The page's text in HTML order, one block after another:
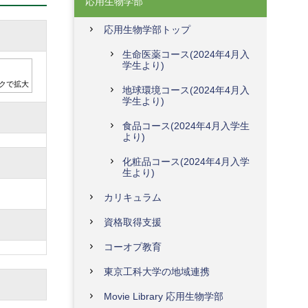
で拡大
応用生物学部トップ
生命医薬コース(2024年4月入
学生より)
地球環境コース(2024年4月入
学生より)
食品コース(2024年4月入学生
より)
化粧品コース(2024年4月入学
生より)
カリキュラム
資格取得支援
コーオプ教育
東京工科大学の地域連携
Movie Library 応用生物学部